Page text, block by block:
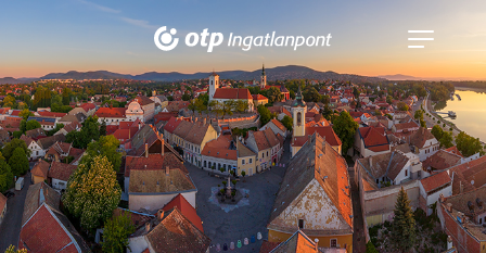
Navigáció
kinyitása